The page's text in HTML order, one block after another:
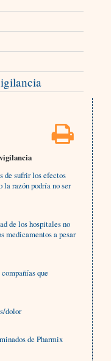
de sufrir los efectos
la razón podría no ser
de los hospitales no
medicamentos a pesar
que
dolor
de Pharmix